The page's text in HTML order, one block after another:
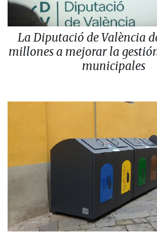
La Diputació de València
millones a mejorar la
municipales